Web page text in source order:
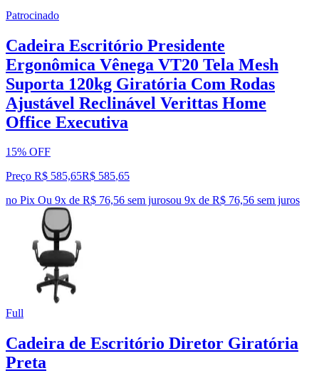
Patrocinado
Cadeira Escritório Presidente
Ergonômica Vênega VT20 Tela Mesh
Suporta 120kg Giratória Com Rodas
Ajustável Reclinável Verittas Home
Office Executiva
15% OFF
Preço R$ 585,65R$ 585,65
no Pix Ou 9x de R$ 76,56 sem jurosou 9x de R$ 76,56 sem juros
Full
Cadeira de Escritório Diretor Giratória
Preta